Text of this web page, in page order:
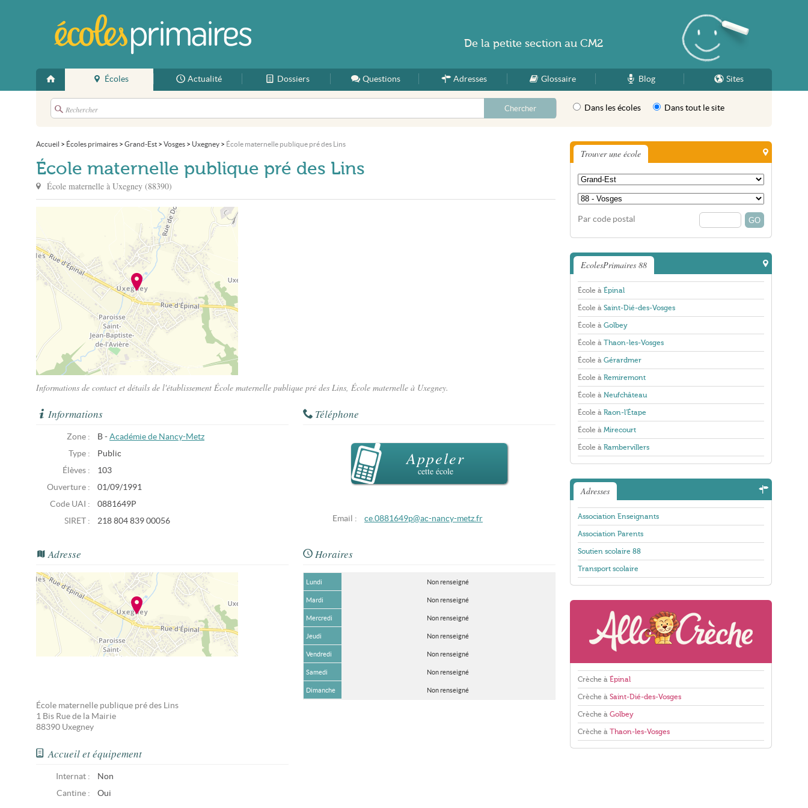
Accueil
Écoles Actualité Dossiers Questions Adresses Glossaire Blog Sites
Dans les écoles Dans tout le site
Accueil > Écoles primaires > Grand-Est > Vosges > Uxegney > École maternelle publique pré des Lins
École maternelle publique pré des Lins
École maternelle à Uxegney (88390)
Informations de contact et détails de l'établissement École maternelle publique pré des Lins, École maternelle à Uxegney.
Informations
Zone : B - Académie de Nancy-Metz
Type :
Public
Élèves :
103
Ouverture :
01/09/1991
Code UAI :
0881649P
SIRET :
218 804 839 00056
Téléphone
Appeler
cette école
Email : ce.0881649p@ac-nancy-metz.fr
Adresse
École maternelle publique pré des Lins
1 Bis Rue de la Mairie
88390 Uxegney
Horaires
Lundi Non renseigné
Mardi Non renseigné
Mercredi Non renseigné
Jeudi Non renseigné
Vendredi Non renseigné
Samedi Non renseigné
Dimanche Non renseigné
Accueil et équipement
Internat :
Non
Cantine :
Oui
Trouver une école
Par code postal
EcolesPrimaires 88
École à Épinal
École à Saint-Dié-des-Vosges
École à Golbey
École à Thaon-les-Vosges
École à Gérardmer
École à Remiremont
École à Neufchâteau
École à Raon-l'Étape
École à Mirecourt
École à Rambervillers
Adresses
Association Enseignants
Association Parents
Soutien scolaire 88
Transport scolaire
Crèche à Épinal
Crèche à Saint-Dié-des-Vosges
Crèche à Golbey
Crèche à Thaon-les-Vosges
De la petite section au CM2